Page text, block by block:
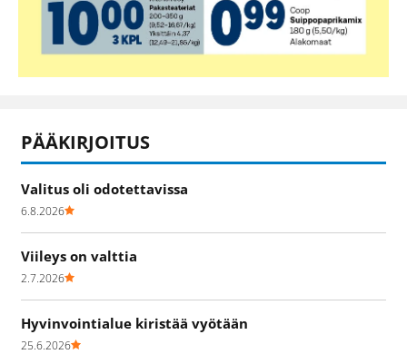
PÄÄKIRJOITUS
Valitus oli odotettavissa
6.8.2026
Viileys on valttia
2.7.2026
Hyvinvointialue kiristää vyötään
25.6.2026